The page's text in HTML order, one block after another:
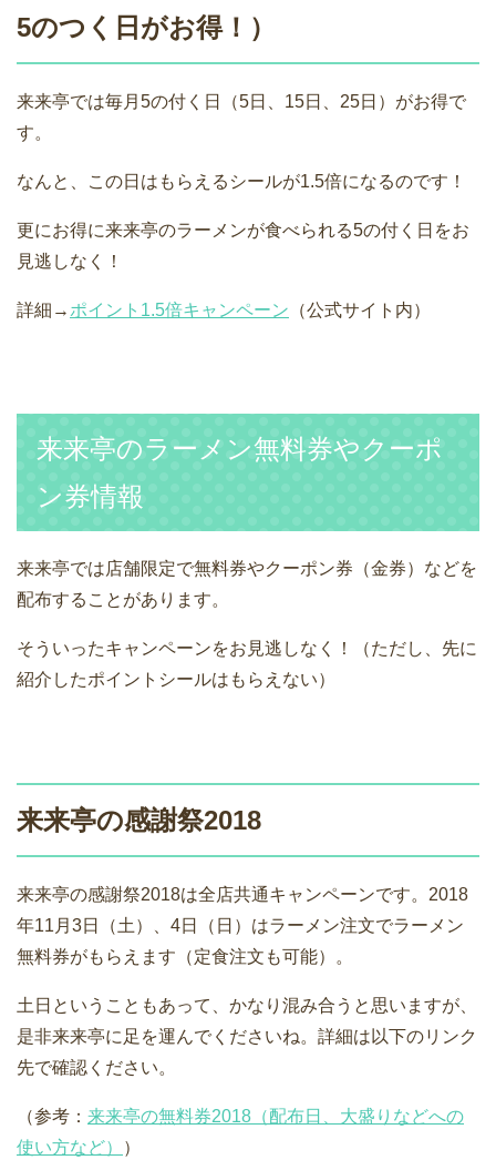
5のつく日がお得！）
来来亭では毎月5の付く日（5日、15日、25日）がお得で
す。
なんと、この日はもらえるシールが1.5倍になるのです！
更にお得に来来亭のラーメンが食べられる5の付く日をお
見逃しなく！
詳細→ ポイント1.5倍キャンペーン （公式サイト内）
来来亭のラーメン無料券やクーポ
ン券情報
来来亭では店舗限定で無料券やクーポン券（金券）などを
配布することがあります。
そういったキャンペーンをお見逃しなく！（ただし、先に
紹介したポイントシールはもらえない）
来来亭の感謝祭2018
来来亭の感謝祭2018は全店共通キャンペーンです。2018
年11月3日（土）、4日（日）はラーメン注文でラーメン
無料券がもらえます（定食注文も可能）。
土日ということもあって、かなり混み合うと思いますが、
是非来来亭に足を運んでくださいね。詳細は以下のリンク
先で確認ください。
（参考： 来来亭の無料券2018（配布日、大盛りなどへの
使い方など）
）